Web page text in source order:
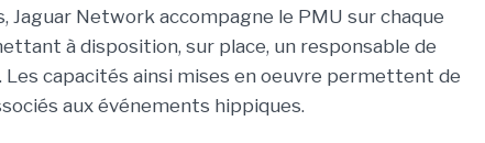
Jaguar Network accompagne le PMU sur chaque
à disposition, sur place, un responsable de
capacités ainsi mises en oeuvre permettent de
aux événements hippiques.